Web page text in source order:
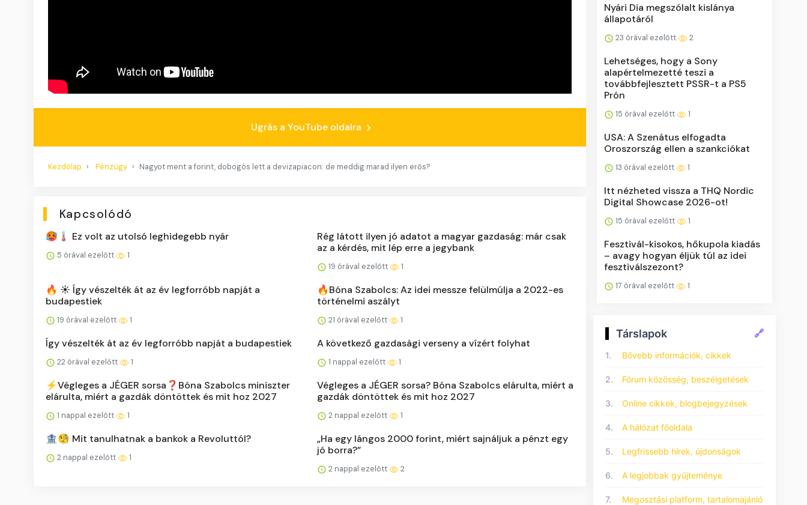
Ugrás a YouTube oldalra
Kezdőlap Pénzügy Nagyot ment a forint, dobogós lett a devizapiacon: de meddig marad ilyen erős?
Kapcsolódó
🥵🌡️ Ez volt az utolsó leghidegebb nyár
5 órával ezelőtt 1
Rég látott ilyen jó adatot a magyar gazdaság: már csak
az a kérdés, mit lép erre a jegybank
19 órával ezelőtt 1
🔥 ☀️ Így vészelték át az év legforróbb napját a
budapestiek
19 órával ezelőtt 1
🔥Bóna Szabolcs: Az idei messze felülmúlja a 2022-es
történelmi aszályt
21 órával ezelőtt 1
Így vészelték át az év legforróbb napját a budapestiek
22 órával ezelőtt 1
A következő gazdasági verseny a vízért folyhat
1 nappal ezelőtt 1
⚡️Végleges a JÉGER sorsa❓Bóna Szabolcs miniszter
elárulta, miért a gazdák döntöttek és mit hoz 2027
1 nappal ezelőtt 1
Végleges a JÉGER sorsa? Bóna Szabolcs elárulta, miért a
gazdák döntöttek és mit hoz 2027
2 nappal ezelőtt 1
🏦🧐 Mit tanulhatnak a bankok a Revoluttól?
2 nappal ezelőtt 1
„Ha egy lángos 2000 forint, miért sajnáljuk a pénzt egy
jó borra?”
2 nappal ezelőtt 2
Nyári Dia megszólalt kislánya
állapotáról
23 órával ezelőtt 2
Lehetséges, hogy a Sony
alapértelmezetté teszi a
továbbfejlesztett PSSR-t a PS5
Prón
15 órával ezelőtt 1
USA: A Szenátus elfogadta
Oroszország ellen a szankciókat
13 órával ezelőtt 1
Itt nézheted vissza a THQ Nordic
Digital Showcase 2026-ot!
15 órával ezelőtt 1
Fesztivál-kisokos, hőkupola kiadás
– avagy hogyan éljük túl az idei
fesztiválszezont?
17 órával ezelőtt 1
Társlapok 🔗
1. Bővebb információk, cikkek
2. Fórum közösség, beszélgetések
3. Online cikkek, blogbejegyzések
4. A hálózat főoldala
5. Legfrissebb hírek, újdonságok
6. A legjobbak gyűjteménye
7. Megosztási platform, tartalomajánló